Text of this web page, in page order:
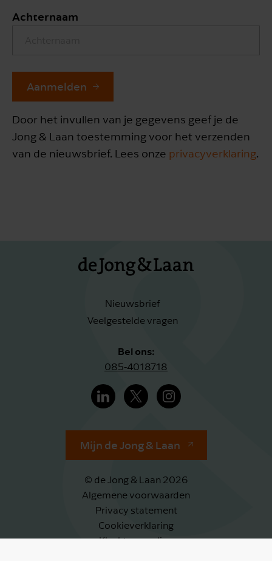
Achternaam
Aanmelden
Door het invullen van je gegevens geef je de
Jong & Laan toestemming voor het verzenden
van de nieuwsbrief. Lees onze privacyverklaring.
Nieuwsbrief
Veelgestelde vragen
Bel ons:
085-4018718
Mijn de Jong & Laan
© de Jong & Laan 2026
Algemene voorwaarden
Privacy statement
Cookieverklaring
Klachtenregeling